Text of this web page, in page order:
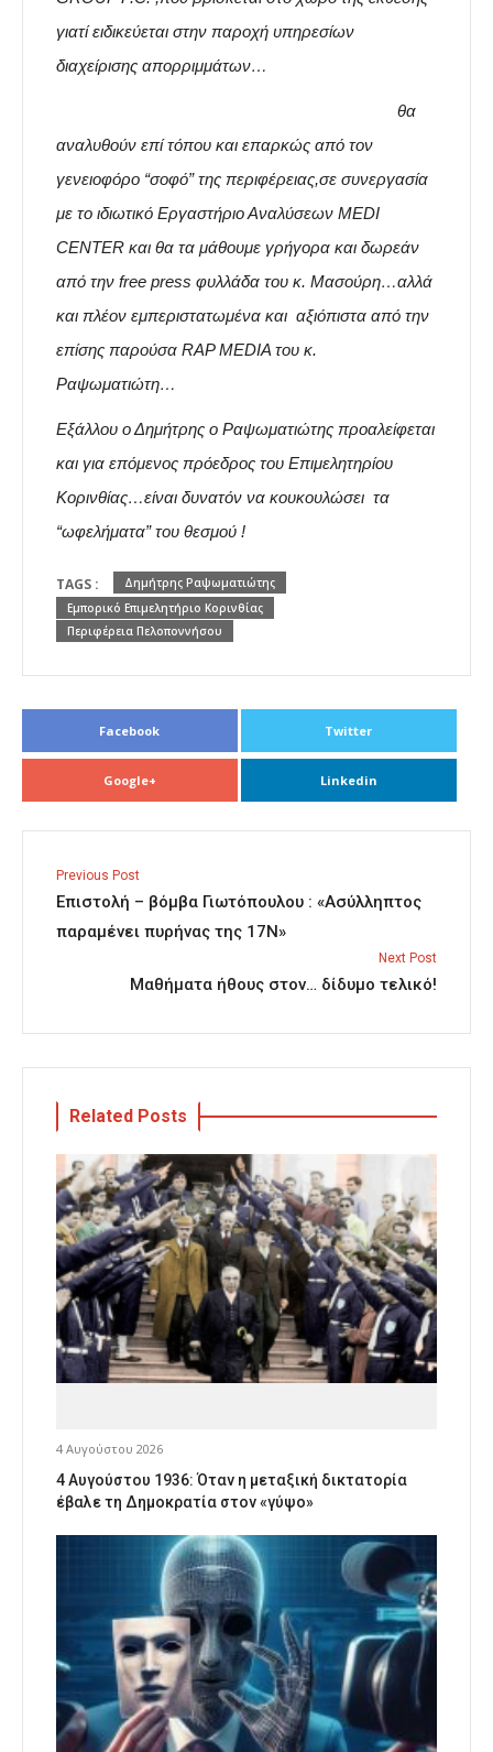
γιατί ειδικεύεται στην παροχή υπηρεσίων
διαχείρισης απορριμμάτων…
θα
αναλυθούν επί τόπου και επαρκώς από τον
γενειοφόρο “σοφό” της περιφέρειας,σε συνεργασία
με το ιδιωτικό Εργαστήριο Αναλύσεων MEDI
CENTER και θα τα μάθουμε γρήγορα και δωρεάν
από την free press φυλλάδα του κ. Μασούρη…αλλά
και πλέον εμπεριστατωμένα και αξιόπιστα από την
επίσης παρούσα RAP MEDIA του κ.
Ραψωματιώτη…
Εξάλλου ο Δημήτρης ο Ραψωματιώτης προαλείφεται
και για επόμενος πρόεδρος του Επιμελητηρίου
Κορινθίας…είναι δυνατόν να κουκουλώσει τα
“ωφελήματα” του θεσμού !
TAGS :
Δημήτρης Ραψωματιώτης
Εμπορικό Επιμελητήριο Κορινθίας
Περιφέρεια Πελοποννήσου
Facebook Twitter
Google+ Linkedin
Previous Post
Επιστολή – βόμβα Γιωτόπουλου : «Ασύλληπτος
παραμένει πυρήνας της 17Ν»
Next Post
Μαθήματα ήθους στον… δίδυμο τελικό!
Related Posts
4 Αυγούστου 2026
4 Αυγούστου 1936: Όταν η μεταξική δικτατορία
έβαλε τη Δημοκρατία στον «γύψο»